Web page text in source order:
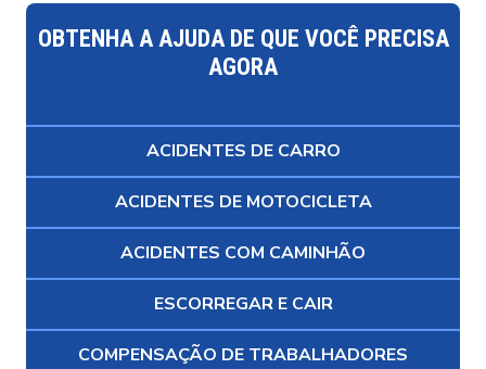
OBTENHA A AJUDA DE QUE VOCÊ PRECISA
AGORA
ACIDENTES DE CARRO
ACIDENTES DE MOTOCICLETA
ACIDENTES COM CAMINHÃO
ESCORREGAR E CAIR
COMPENSAÇÃO DE TRABALHADORES